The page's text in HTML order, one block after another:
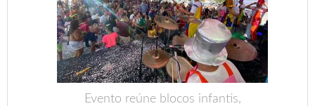
Evento reúne blocos infantis,